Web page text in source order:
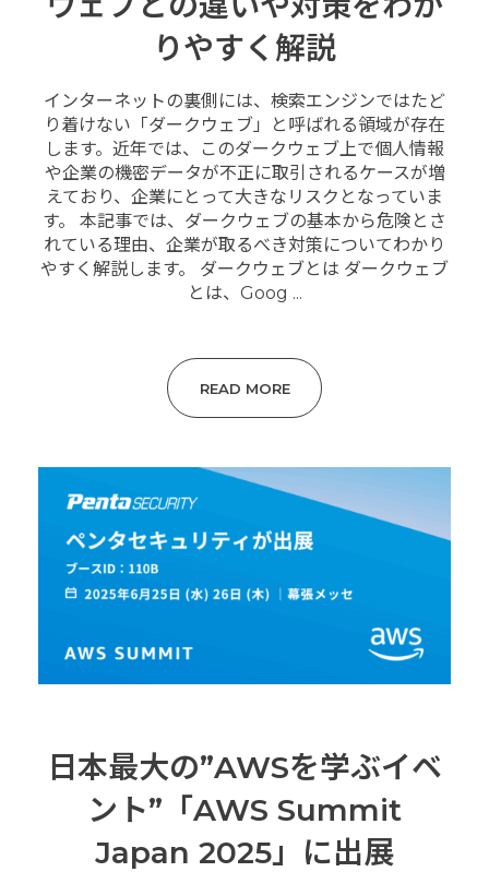
りやすく解説
インターネットの裏側には、検索エンジンではたど
り着けない「ダークウェブ」と呼ばれる領域が存在
します。近年では、このダークウェブ上で個人情報
や企業の機密データが不正に取引されるケースが増
えており、企業にとって大きなリスクとなっていま
す。 本記事では、ダークウェブの基本から危険とさ
れている理由、企業が取るべき対策についてわかり
やすく解説します。 ダークウェブとは ダークウェブ
とは、Goog ...
READ MORE
日本最大の”AWSを学ぶイベ
ント”「AWS Summit
Japan 2025」に出展